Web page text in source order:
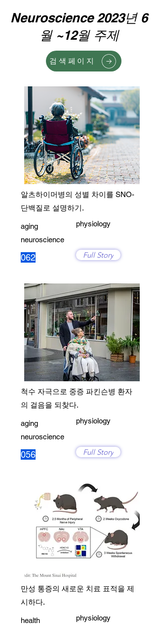
Neuroscience 2023년 6
월 ~12월 주제
검색페이지
알츠하이머병의 성별 차이를 SNO-
단백질로 설명하기.
aging
neuroscience
062
physiology
Full Story
척수 자극으로 중증 파킨슨병 환자
의 걸음을 되찾다.
aging
neuroscience
056
physiology
Full Story
만성 통증의 새로운 치료 표적을 제
시하다.
health
physiology